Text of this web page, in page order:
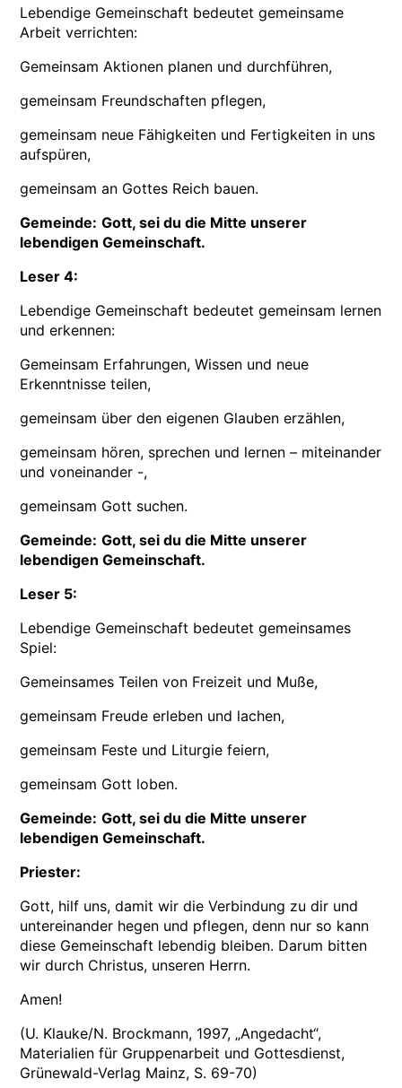
Lebendige Gemeinschaft bedeutet gemeinsame
Arbeit verrichten:
Gemeinsam Aktionen planen und durchführen,
gemeinsam Freundschaften pflegen,
gemeinsam neue Fähigkeiten und Fertigkeiten in uns
aufspüren,
gemeinsam an Gottes Reich bauen.
Gemeinde: Gott, sei du die Mitte unserer
lebendigen Gemeinschaft.
Leser 4:
Lebendige Gemeinschaft bedeutet gemeinsam lernen
und erkennen:
Gemeinsam Erfahrungen, Wissen und neue
Erkenntnisse teilen,
gemeinsam über den eigenen Glauben erzählen,
gemeinsam hören, sprechen und lernen – miteinander
und voneinander -,
gemeinsam Gott suchen.
Gemeinde: Gott, sei du die Mitte unserer
lebendigen Gemeinschaft.
Leser 5:
Lebendige Gemeinschaft bedeutet gemeinsames
Spiel:
Gemeinsames Teilen von Freizeit und Muße,
gemeinsam Freude erleben und lachen,
gemeinsam Feste und Liturgie feiern,
gemeinsam Gott loben.
Gemeinde: Gott, sei du die Mitte unserer
lebendigen Gemeinschaft.
Priester:
Gott, hilf uns, damit wir die Verbindung zu dir und
untereinander hegen und pflegen, denn nur so kann
diese Gemeinschaft lebendig bleiben. Darum bitten
wir durch Christus, unseren Herrn.
Amen!
(U. Klauke/N. Brockmann, 1997, „Angedacht“,
Materialien für Gruppenarbeit und Gottesdienst,
Grünewald-Verlag Mainz, S. 69-70)